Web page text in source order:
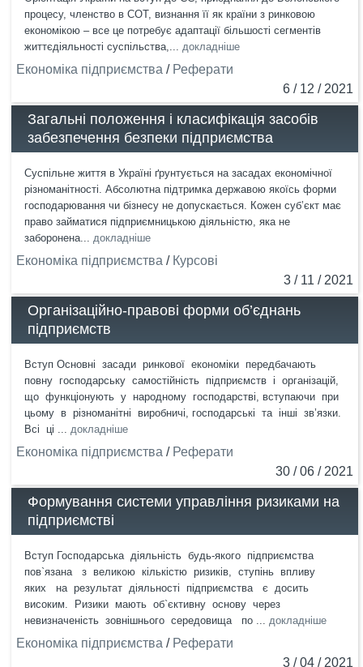
процесу, членство в СОТ, визнання її як країни з ринковою
економікою – все це потребує адаптації більшості сегментів
життєдіяльності суспільства,... докладніше
Економіка підприємства / Реферати
6 / 12 / 2021
Загальні положення і класифікація засобів
забезпечення безпеки підприємства
Суспільне життя в Україні ґрунтується на засадах економічної
різноманітності. Абсолютна підтримка державою якоїсь форми
господарювання чи бізнесу не допускається. Кожен суб’єкт має
право займатися підприємницькою діяльністю, яка не
заборонена... докладніше
Економіка підприємства / Курсові
3 / 11 / 2021
Організаційно-правові форми об’єднань
підприємств
Вступ Основні засади ринкової економіки передбачають
повну господарську самостійність підприємств і організацій,
що функціонують у народному господарстві, вступаючи при
цьому в різноманітні виробничі, господарські та інші зв’язки.
Всі ці ... докладніше
Економіка підприємства / Реферати
30 / 06 / 2021
Формування системи управління ризиками на
підприємстві
Вступ Господарська діяльність будь-якого підприємства
пов`язана з великою кількістю ризиків, ступінь впливу
яких на результат діяльності підприємства є досить
високим. Ризики мають об`єктивну основу через
невизначеність зовнішнього середовища по ... докладніше
Економіка підприємства / Реферати
3 / 04 / 2021